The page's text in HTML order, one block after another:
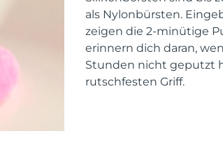
als Nylonbürsten.
zeigen die 2-minütige
erinnern dich daran,
Stunden nicht geputzt
rutschfesten Griff.